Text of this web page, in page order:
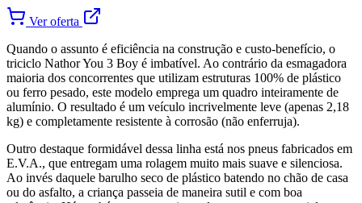
Ver oferta
Quando o assunto é eficiência na construção e custo-benefício, o
triciclo Nathor You 3 Boy é imbatível. Ao contrário da esmagadora
maioria dos concorrentes que utilizam estruturas 100% de plástico
ou ferro pesado, este modelo emprega um quadro inteiramente de
alumínio. O resultado é um veículo incrivelmente leve (apenas 2,18
kg) e completamente resistente à corrosão (não enferruja).
Outro destaque formidável dessa linha está nos pneus fabricados em
E.V.A., que entregam uma rolagem muito mais suave e silenciosa.
Ao invés daquele barulho seco de plástico batendo no chão de casa
ou do asfalto, a criança passeia de maneira sutil e com boa